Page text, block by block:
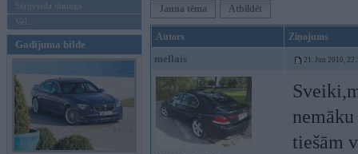
Sērijveida tūnings
Vel...
Gadījuma bilde
Jauna tēma Atbildēt
Autors Ziņojums
mellais 21. Jun 2010,
tiešām